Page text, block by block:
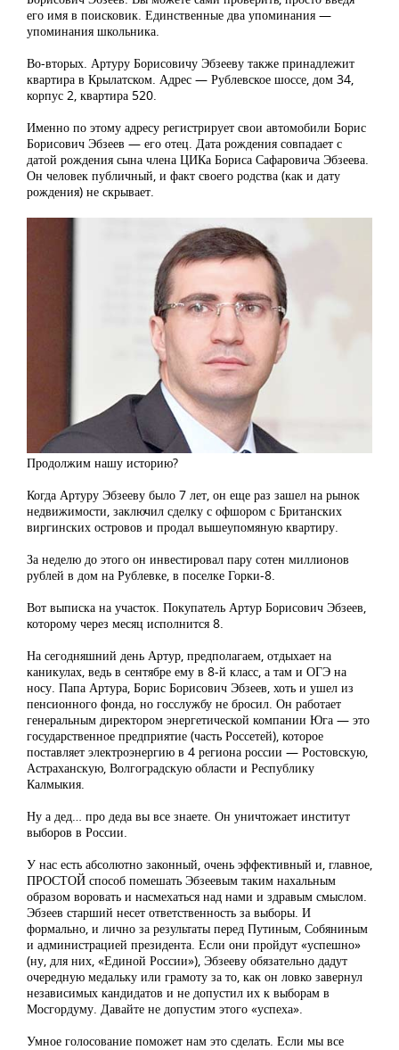
его имя в поисковик. Единственные два упоминания —
упоминания школьника.
Во-вторых. Артуру Борисовичу Эбзееву также принадлежит
квартира в Крылатском. Адрес — Рублевское шоссе, дом 34,
корпус 2, квартира 520.
Именно по этому адресу регистрирует свои автомобили Борис
Борисович Эбзеев — его отец. Дата рождения совпадает с
датой рождения сына члена ЦИКа Бориса Сафаровича Эбзеева.
Он человек публичный, и факт своего родства (как и дату
рождения) не скрывает.
Продолжим нашу историю?
Когда Артуру Эбзееву было 7 лет, он еще раз зашел на рынок
недвижимости, заключил сделку с офшором с Британских
виргинских островов и продал вышеупомяную квартиру.
За неделю до этого он инвестировал пару сотен миллионов
рублей в дом на Рублевке, в поселке Горки-8.
Вот выписка на участок. Покупатель Артур Борисович Эбзеев,
которому через месяц исполнится 8.
На сегодняшний день Артур, предполагаем, отдыхает на
каникулах, ведь в сентябре ему в 8-й класс, а там и ОГЭ на
носу. Папа Артура, Борис Борисович Эбзеев, хоть и ушел из
пенсионного фонда, но госслужбу не бросил. Он работает
генеральным директором энергетической компании Юга — это
государственное предприятие (часть Россетей), которое
поставляет электроэнергию в 4 региона россии — Ростовскую,
Астраханскую, Волгоградскую области и Республику
Калмыкия.
Ну а дед… про деда вы все знаете. Он уничтожает институт
выборов в России.
У нас есть абсолютно законный, очень эффективный и, главное,
ПРОСТОЙ способ помешать Эбзеевым таким нахальным
образом воровать и насмехаться над нами и здравым смыслом.
Эбзеев старший несет ответственность за выборы. И
формально, и лично за результаты перед Путиным, Собяниным
и администрацией президента. Если они пройдут «успешно»
(ну, для них, «Единой России»), Эбзееву обязательно дадут
очередную медальку или грамоту за то, как он ловко завернул
независимых кандидатов и не допустил их к выборам в
Мосгордуму. Давайте не допустим этого «успеха».
Умное голосование поможет нам это сделать. Если мы все